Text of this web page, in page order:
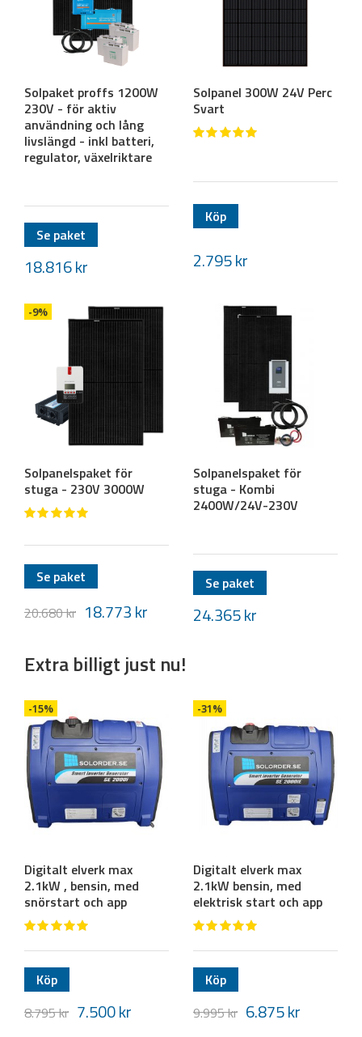
Solpaket proffs 1200W
230V - för aktiv
användning och lång
livslängd - inkl batteri,
regulator, växelriktare
Se paket
18.816kr
Solpanel 300W 24V Perc
Svart
Köp
2.795kr
Solpanelspaket för
stuga - 230V 3000W
Se paket
20.680kr 18.773kr
-9%
Solpanelspaket för
stuga - Kombi
2400W/24V-230V
Se paket
24.365kr
Extra billigt just nu!
Digitalt elverk max
2.1kW , bensin, med
snörstart och app
Köp
8.795kr 7.500kr
-15%
Digitalt elverk max
2.1kW bensin, med
elektrisk start och app
Köp
9.995kr 6.875kr
-31%